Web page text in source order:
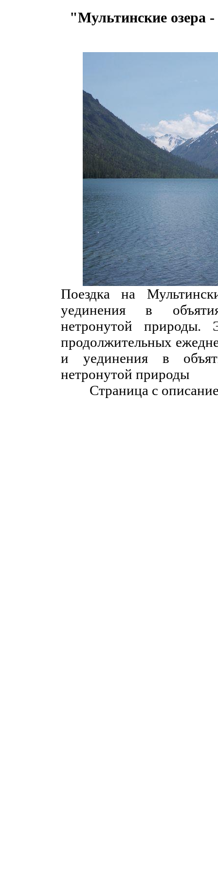
"Мультинские озера
Поездка на
уединения в
нетронутой природы.
продолжительных
и уединения в
нетронутой природы
Страница с